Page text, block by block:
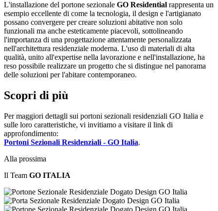
L'installazione del portone sezionale GO Residential rappresenta un
esempio eccellente di come la tecnologia, il design e l'artigianato
possano convergere per creare soluzioni abitative non solo
funzionali ma anche esteticamente piacevoli, sottolineando
l'importanza di una progettazione attentamente personalizzata
nell'architettura residenziale moderna. L'uso di materiali di alta
qualità, unito all'expertise nella lavorazione e nell'installazione, ha
reso possibile realizzare un progetto che si distingue nel panorama
delle soluzioni per l'abitare contemporaneo.
Scopri di più
Per maggiori dettagli sui portoni sezionali residenziali GO Italia e
sulle loro caratteristiche, vi invitiamo a visitare il link di
approfondimento:
Portoni Sezionali Residenziali - GO Italia.
Alla prossima
Il Team GO ITALIA